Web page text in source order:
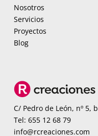
Nosotros
Servicios
Proyectos
Blog
C/ Pedro de León, nº 5,
Tel: 655 12 68 79
info@rcreaciones.com